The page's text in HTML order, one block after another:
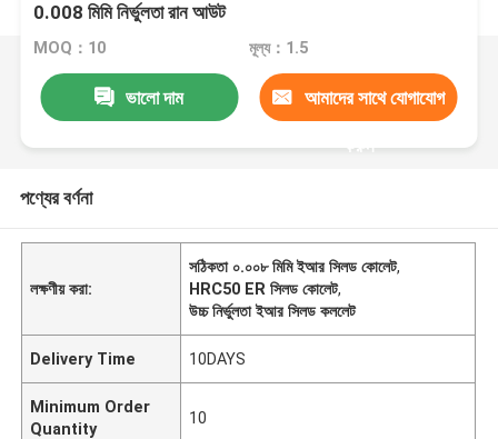
0.008 মিমি নির্ভুলতা রান আউট
MOQ：10 মূল্য：1.5
ভালো দাম আমাদের সাথে যোগাযোগ
করুন
পণ্যের বর্ণনা
লক্ষণীয় করা:
সঠিকতা ০.০০৮ মিমি ইআর সিলড কোলেট,
HRC50 ER সিলড কোলেট,
উচ্চ নির্ভুলতা ইআর সিলড কললেট
Delivery Time 10DAYS
Minimum Order
Quantity
10